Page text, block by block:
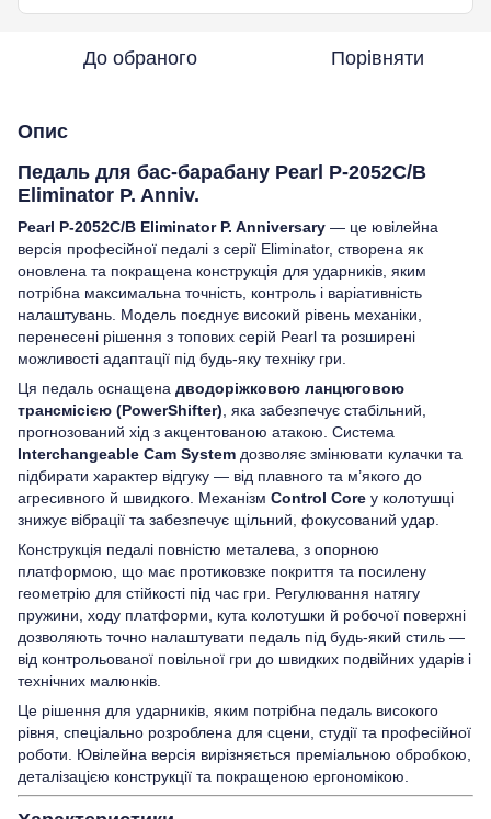
До обраного Порівняти
Опис
Педаль для бас-барабану Pearl P-2052C/B
Eliminator P. Anniv.
Pearl P-2052C/B Eliminator P. Anniversary — це ювілейна
версія професійної педалі з серії Eliminator, створена як
оновлена та покращена конструкція для ударників, яким
потрібна максимальна точність, контроль і варіативність
налаштувань. Модель поєднує високий рівень механіки,
перенесені рішення з топових серій Pearl та розширені
можливості адаптації під будь-яку техніку гри.
Ця педаль оснащена дводоріжковою ланцюговою
трансмісією (PowerShifter) , яка забезпечує стабільний,
прогнозований хід з акцентованою атакою. Система
Interchangeable Cam System дозволяє змінювати кулачки та
підбирати характер відгуку — від плавного та м’якого до
агресивного й швидкого. Механізм Control Core у колотушці
знижує вібрації та забезпечує щільний, фокусований удар.
Конструкція педалі повністю металева, з опорною
платформою, що має протиковзке покриття та посилену
геометрію для стійкості під час гри. Регулювання натягу
пружини, ходу платформи, кута колотушки й робочої поверхні
дозволяють точно налаштувати педаль під будь-який стиль —
від контрольованої повільної гри до швидких подвійних ударів і
технічних малюнків.
Це рішення для ударників, яким потрібна педаль високого
рівня, спеціально розроблена для сцени, студії та професійної
роботи. Ювілейна версія вирізняється преміальною обробкою,
деталізацією конструкції та покращеною ергономікою.